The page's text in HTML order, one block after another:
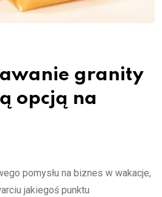
granity
opcją na
pomysłu na biznes w wakacje,
jakiegoś punktu